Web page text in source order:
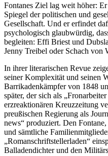
Fontanes Ziel lag weit höher:
Spiegel der politischen und
Gesellschaft. Und er erfindet
psychologisch glaubwürdig,
begleiten: Effi Briest und
Jenny Treibel oder Schach von
In ihrer literarischen Revue
seiner Komplexität und seinen
Barrikadenkämpfer von 1848
später, der sich als
erzreaktionären Kreuzzeitung
preußischen Regierung als
news“ produziert. Den
und sämtliche
„Romanschriftstellerladen“
Balladendichter und den